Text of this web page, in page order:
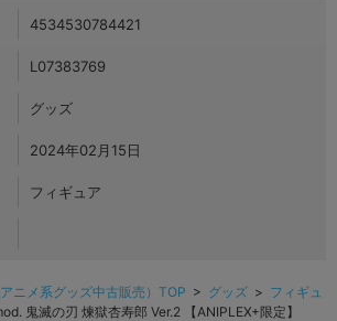
4534530784421
L07383769
グッズ
2024年02月15日
フィギュア
ニメ系グッズ中古販売）TOP > グッズ > フィギュ
鬼滅の刃 煉獄杏寿郎 Ver.2 【ANIPLEX+限定】